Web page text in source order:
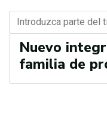
Introduzca parte del título
Nuevo
familia de